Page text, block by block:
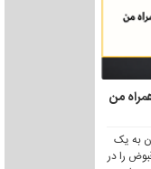
من
به یک
را در